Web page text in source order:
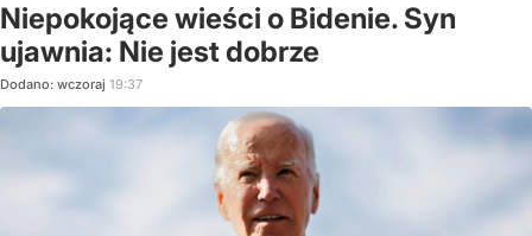
Niepokojące wieści o Bidenie. Syn
ujawnia: Nie jest dobrze
Dodano: wczoraj 19:37